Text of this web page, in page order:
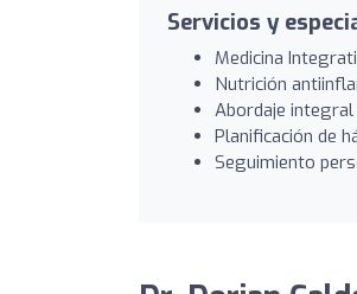
Servicios y
Medicina
Nutrición
Abordaje integral
Planificación de
Seguimiento